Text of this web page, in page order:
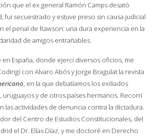
que el ex general Ramón Camps desató
fui secuestrado y estuve preso sin causa judicial
el penal de Rawson: una dura experiencia en la
de amigos entrañables.
España, donde ejercí diversos oficios, me
con Alvaro Abós y Jorge Bragulat la revista
, en la que debatíamos los exiliados
y de otros países hermanos. Recorrí
las actividades de denuncia contra la dictadura.
del Centro de Estudios Constitucionales, del
el Dr. Elías Díaz, y me doctoré en Derecho